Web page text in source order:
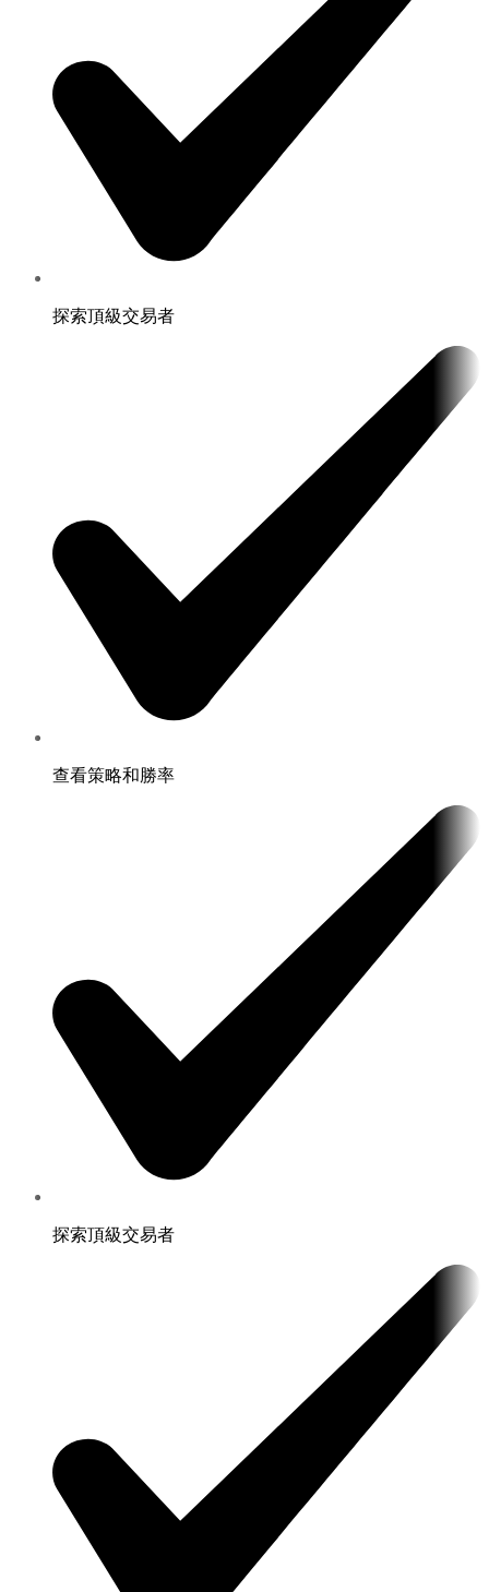
探索頂級交易者
查看策略和勝率
探索頂級交易者